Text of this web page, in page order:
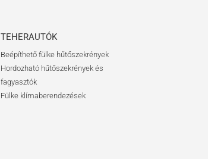
TEHERAUTÓK
Beépíthető fülke hűtőszekrények
Hordozható hűtőszekrények és
fagyasztók
Fülke klímaberendezések